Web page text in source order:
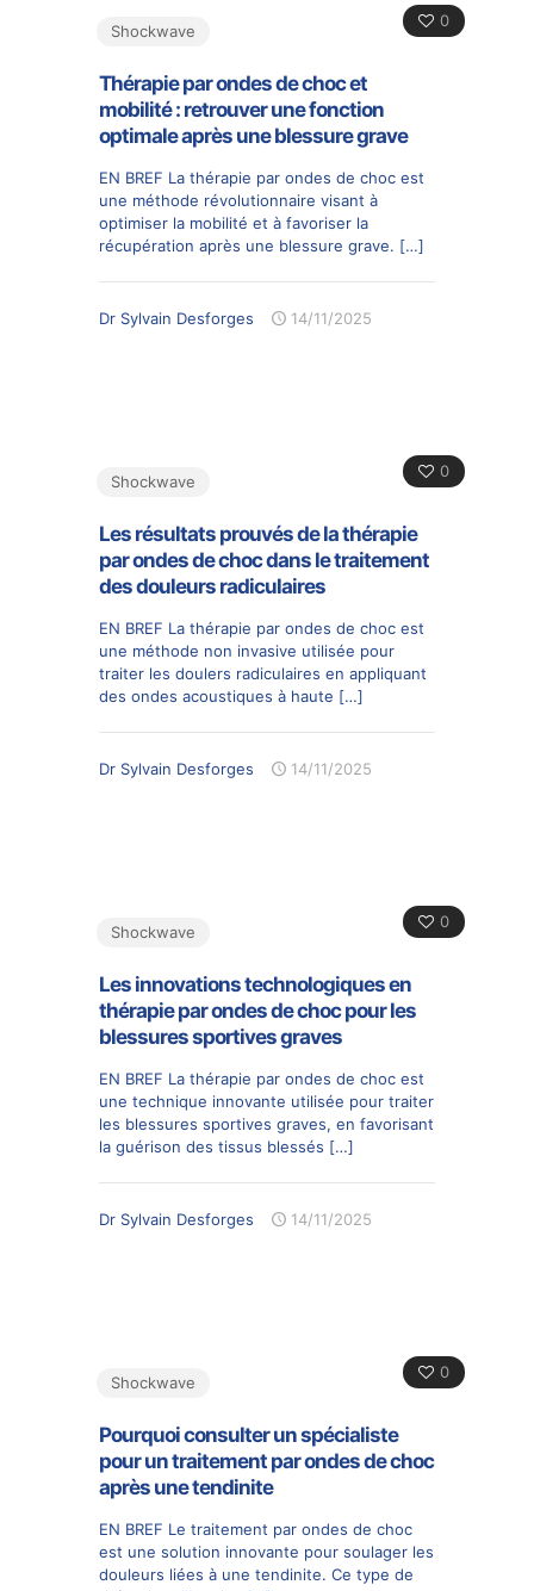
0
Shockwave
Thérapie par ondes de choc et
mobilité : retrouver une fonction
optimale après une blessure grave
EN BREF La thérapie par ondes de choc est
une méthode révolutionnaire visant à
optimiser la mobilité et à favoriser la
récupération après une blessure grave. […]
Dr Sylvain Desforges 14/11/2025
0
Shockwave
Les résultats prouvés de la thérapie
par ondes de choc dans le traitement
des douleurs radiculaires
EN BREF La thérapie par ondes de choc est
une méthode non invasive utilisée pour
traiter les doulers radiculaires en appliquant
des ondes acoustiques à haute […]
Dr Sylvain Desforges 14/11/2025
0
Shockwave
Les innovations technologiques en
thérapie par ondes de choc pour les
blessures sportives graves
EN BREF La thérapie par ondes de choc est
une technique innovante utilisée pour traiter
les blessures sportives graves, en favorisant
la guérison des tissus blessés […]
Dr Sylvain Desforges 14/11/2025
0
Shockwave
Pourquoi consulter un spécialiste
pour un traitement par ondes de choc
après une tendinite
EN BREF Le traitement par ondes de choc
est une solution innovante pour soulager les
douleurs liées à une tendinite. Ce type de